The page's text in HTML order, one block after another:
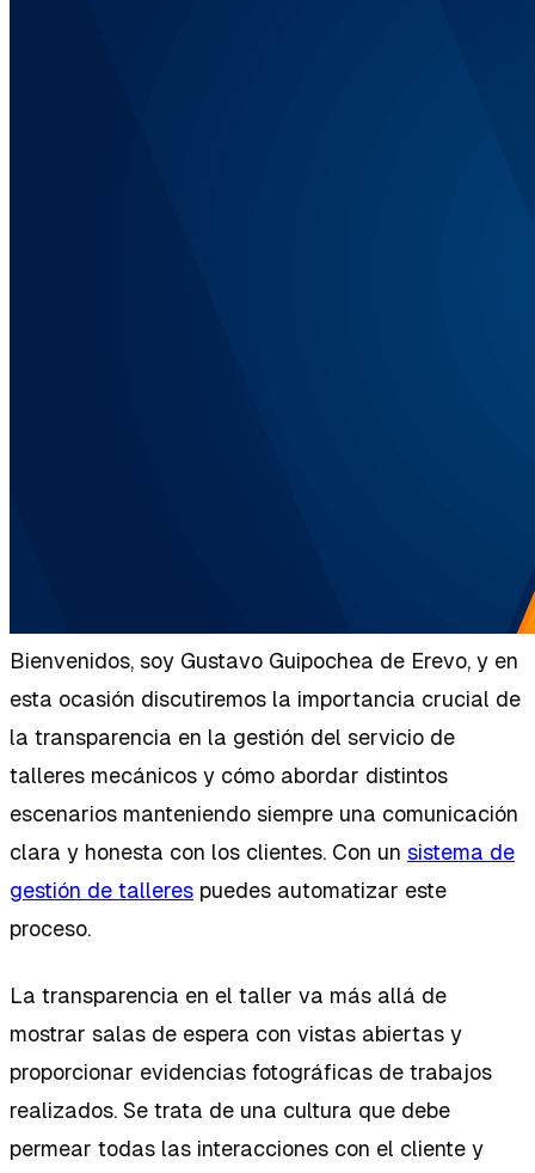
Bienvenidos, soy Gustavo Guipochea de Erevo, y en
esta ocasión discutiremos la importancia crucial de
la transparencia en la gestión del servicio de
talleres mecánicos y cómo abordar distintos
escenarios manteniendo siempre una comunicación
clara y honesta con los clientes. Con un sistema de
gestión de talleres puedes automatizar este
proceso.
La transparencia en el taller va más allá de
mostrar salas de espera con vistas abiertas y
proporcionar evidencias fotográficas de trabajos
realizados. Se trata de una cultura que debe
permear todas las interacciones con el cliente y